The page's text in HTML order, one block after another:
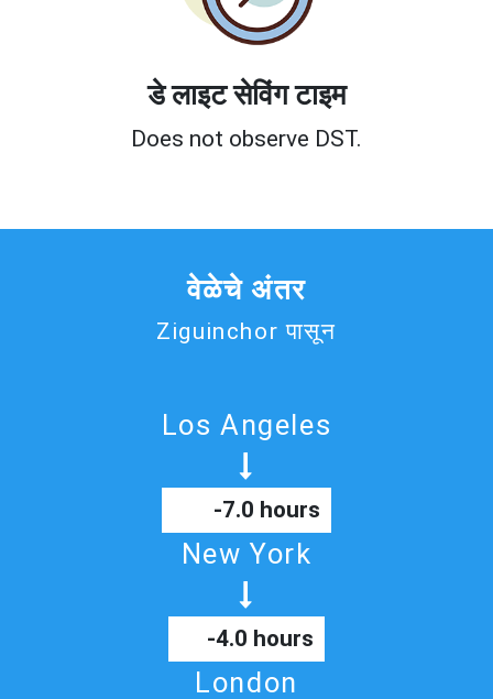
डे लाइट सेविंग टाइम
Does not observe DST.
वेळेचे अंतर
Ziguinchor पासून
Los Angeles
-7.0 hours
New York
-4.0 hours
London